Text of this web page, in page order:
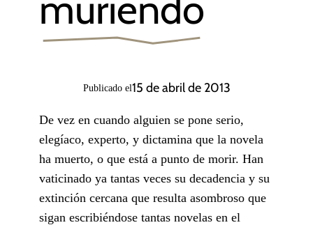
Publicado el15 de abril de 2013
De vez en cuando alguien se pone serio,
elegíaco, experto, y dictamina que la novela
ha muerto, o que está a punto de morir. Han
vaticinado ya tantas veces su decadencia y su
extinción cercana que resulta asombroso que
sigan escribiéndose tantas novelas en el